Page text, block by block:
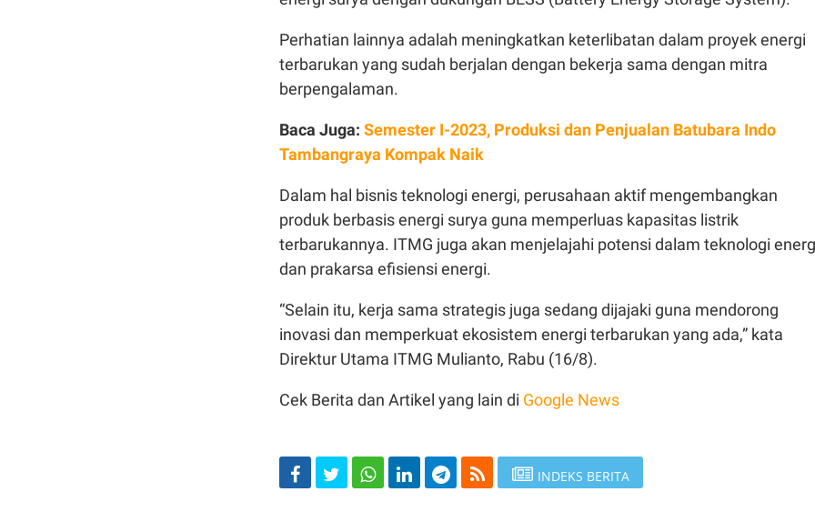
Perhatian lainnya adalah meningkatkan keterlibatan dalam proyek energi
terbarukan yang sudah berjalan dengan bekerja sama dengan mitra
berpengalaman.
Baca Juga: Semester I-2023, Produksi dan Penjualan Batubara Indo
Tambangraya Kompak Naik
Dalam hal bisnis teknologi energi, perusahaan aktif mengembangkan
produk berbasis energi surya guna memperluas kapasitas listrik
terbarukannya. ITMG juga akan menjelajahi potensi dalam teknologi
dan prakarsa efisiensi energi.
“Selain itu, kerja sama strategis juga sedang dijajaki guna mendorong
inovasi dan memperkuat ekosistem energi terbarukan yang ada,” kata
Direktur Utama ITMG Mulianto, Rabu (16/8).
Cek Berita dan Artikel yang lain di Google News
INDEKS BERITA